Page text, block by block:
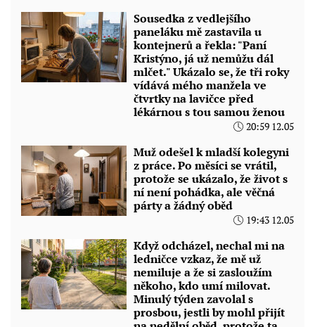
Sousedka z vedlejšího
paneláku mě zastavila u
kontejnerů a řekla: "Paní
Kristýno, já už nemůžu dál
mlčet." Ukázalo se, že tři roky
vídává mého manžela ve
čtvrtky na lavičce před
lékárnou s tou samou ženou
20:59 12.05
Muž odešel k mladší kolegyni
z práce. Po měsíci se vrátil,
protože se ukázalo, že život s
ní není pohádka, ale věčná
párty a žádný oběd
19:43 12.05
Když odcházel, nechal mi na
ledničce vzkaz, že mě už
nemiluje a že si zasloužím
někoho, kdo umí milovat.
Minulý týden zavolal s
prosbou, jestli by mohl přijít